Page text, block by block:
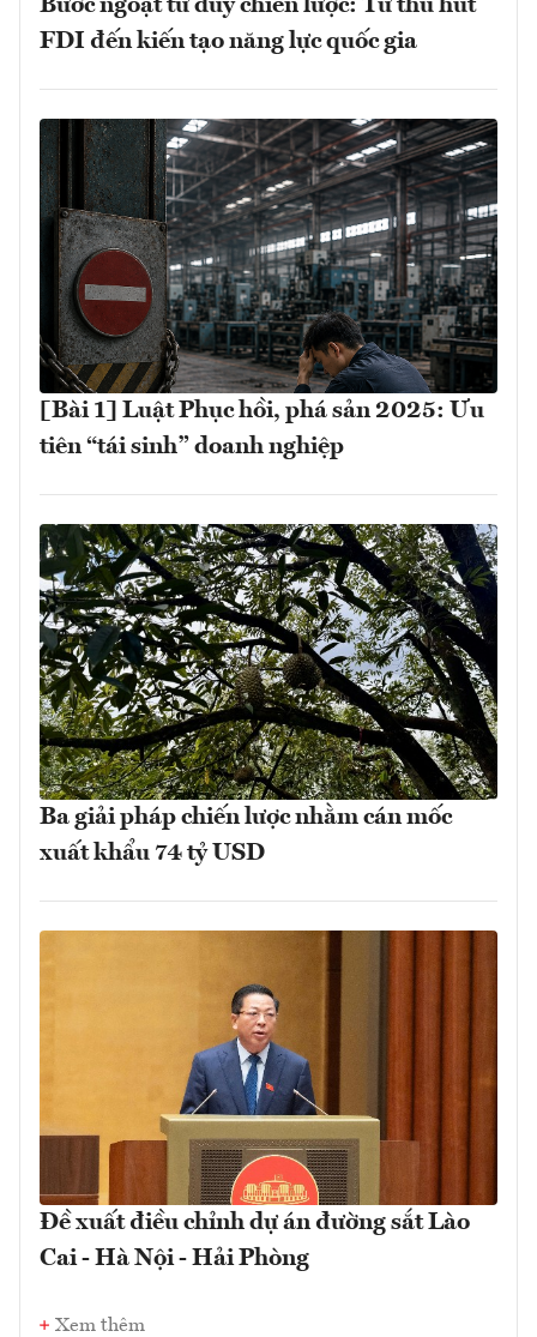
Bước ngoặt tư duy chiến lược: Từ thu hút
FDI đến kiến tạo năng lực quốc gia
[Bài 1] Luật Phục hồi, phá sản 2025: Ưu
tiên “tái sinh” doanh nghiệp
Ba giải pháp chiến lược nhằm cán mốc
xuất khẩu 74 tỷ USD
Đề xuất điều chỉnh dự án đường sắt Lào
Cai - Hà Nội - Hải Phòng
Xem thêm